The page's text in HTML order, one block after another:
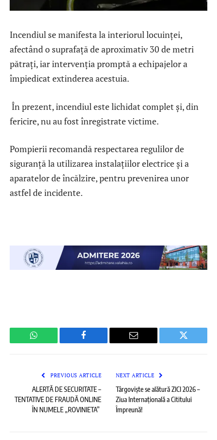
Incendiul se manifesta la interiorul locuinței,
afectând o suprafață de aproximativ 30 de metri
pătrați, iar intervenția promptă a echipajelor a
împiedicat extinderea acestuia.
În prezent, incendiul este lichidat complet și, din
fericire, nu au fost înregistrate victime.
Pompierii recomandă respectarea regulilor de
siguranță la utilizarea instalațiilor electrice și a
aparatelor de încălzire, pentru prevenirea unor
astfel de incidente.
WhatsApp Facebook Email Twitter
PREVIOUS ARTICLE
ALERTĂ DE SECURITATE –
TENTATIVE DE FRAUDĂ ONLINE
ÎN NUMELE „ROVINIETA”
NEXT ARTICLE
Târgoviște se alătură ZICI 2026 –
Ziua Internațională a Cititului
Împreună!